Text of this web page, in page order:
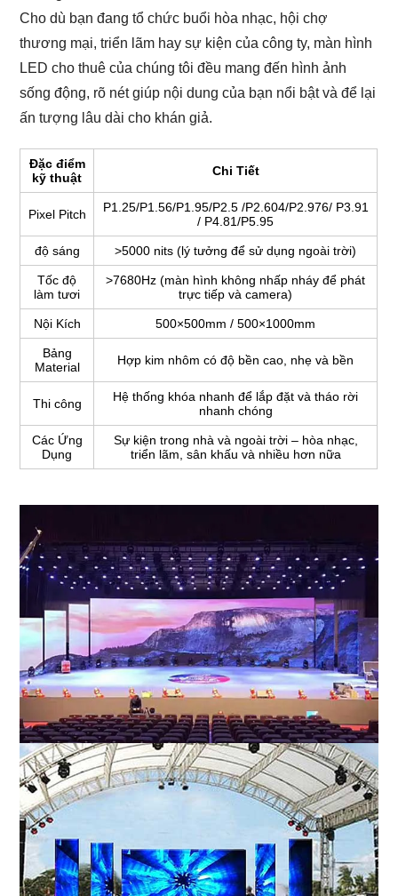
Cho dù bạn đang tổ chức buổi hòa nhạc, hội chợ
thương mại, triển lãm hay sự kiện của công ty, màn hình
LED cho thuê của chúng tôi đều mang đến hình ảnh
sống động, rõ nét giúp nội dung của bạn nổi bật và để lại
ấn tượng lâu dài cho khán giả.
Đặc điểm
kỹ thuật
Chi Tiết
Pixel Pitch
P1.25/P1.56/P1.95/P2.5 /P2.604/P2.976/ P3.91
/ P4.81/P5.95
độ sáng >5000 nits (lý tưởng để sử dụng ngoài trời)
Tốc độ
làm tươi
>7680Hz (màn hình không nhấp nháy để phát
trực tiếp và camera)
Nội Kích 500×500mm / 500×1000mm
Bảng
Material
Hợp kim nhôm có độ bền cao, nhẹ và bền
Thi công
Hệ thống khóa nhanh để lắp đặt và tháo rời
nhanh chóng
Các Ứng
Dụng
Sự kiện trong nhà và ngoài trời – hòa nhạc,
triển lãm, sân khấu và nhiều hơn nữa